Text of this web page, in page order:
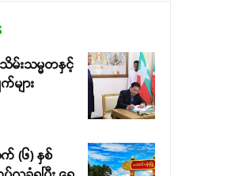
မ်းသမ္မတနှင့်
များ
(၆) နှစ်